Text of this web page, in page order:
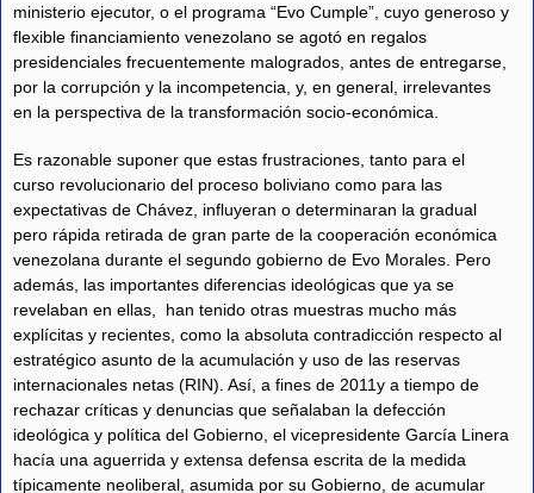
ministerio ejecutor, o el programa “Evo Cumple”, cuyo generoso y
flexible financiamiento venezolano se agotó en regalos
presidenciales frecuentemente malogrados, antes de entregarse,
por la corrupción y la incompetencia, y, en general, irrelevantes
en la perspectiva de la transformación socio-económica.
Es razonable suponer que estas frustraciones, tanto para el
curso revolucionario del proceso boliviano como para las
expectativas de Chávez, influyeran o determinaran la gradual
pero rápida retirada de gran parte de la cooperación económica
venezolana durante el segundo gobierno de Evo Morales. Pero
además, las importantes diferencias ideológicas que ya se
revelaban en ellas, han tenido otras muestras mucho más
explícitas y recientes, como la absoluta contradicción respecto al
estratégico asunto de la acumulación y uso de las reservas
internacionales netas (RIN). Así, a fines de 2011y a tiempo de
rechazar críticas y denuncias que señalaban la defección
ideológica y política del Gobierno, el vicepresidente García Linera
hacía una aguerrida y extensa defensa escrita de la medida
típicamente neoliberal, asumida por su Gobierno, de acumular